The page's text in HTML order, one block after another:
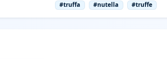
#truffa #nutella #truffe